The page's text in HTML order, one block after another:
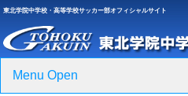
東北学院中学校・高等学校サッカー部オフィシャルサイト
Menu Open